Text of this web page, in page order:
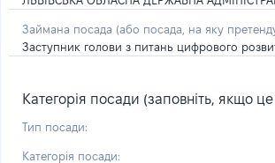
Займана посада (або посада, на яку
Заступник голови з питань цифрового
Категорія посади (заповніть, якщо
Тип посади:
Категорія посади: